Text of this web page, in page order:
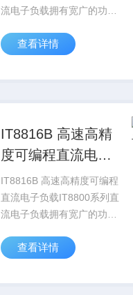
流电子负载拥有宽广的功率
流测量速度均达到50KHz，
0.1mV/0.01mA，测试电流
查看详情
IT8816B 高速高精
度可编程直流电子
负载
IT8816B 高速高精度可编程
直流电子负载IT8800系列直
流电子负载拥有宽广的功率
流测量速度均达到50KHz，
0.1mV/0.01mA，测试电流
查看详情